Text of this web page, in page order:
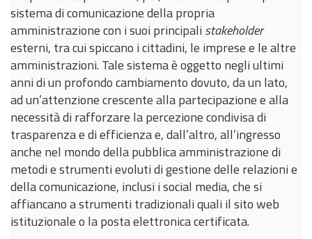
sistema di comunicazione della propria
amministrazione con i suoi principali stakeholder
esterni, tra cui spiccano i cittadini, le imprese e le altre
amministrazioni. Tale sistema è oggetto negli ultimi
anni di un profondo cambiamento dovuto, da un lato,
ad un’attenzione crescente alla partecipazione e alla
necessità di rafforzare la percezione condivisa di
trasparenza e di efficienza e, dall’altro, all’ingresso
anche nel mondo della pubblica amministrazione di
metodi e strumenti evoluti di gestione delle relazioni e
della comunicazione, inclusi i social media, che si
affiancano a strumenti tradizionali quali il sito web
istituzionale o la posta elettronica certificata.